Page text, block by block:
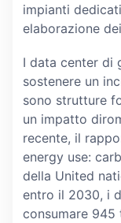
impianti
elaborazione
I data center di
sostenere un
sono strutture
un impatto
recente, il
energy use:
della United
entro il 2030, i
consumare 945